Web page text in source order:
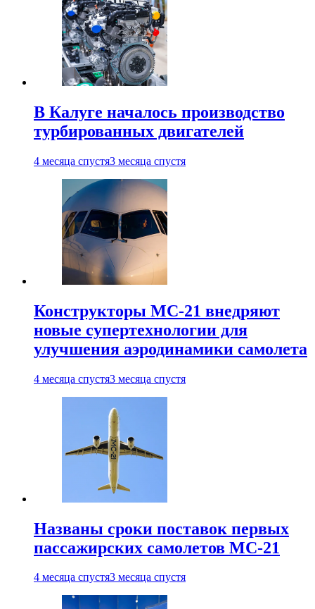
В Калуге началось производство
турбированных двигателей
4 месяца спустя3 месяца спустя
Конструкторы МС-21 внедряют
новые супертехнологии для
улучшения аэродинамики самолета
4 месяца спустя3 месяца спустя
Названы сроки поставок первых
пассажирских самолетов МС-21
4 месяца спустя3 месяца спустя